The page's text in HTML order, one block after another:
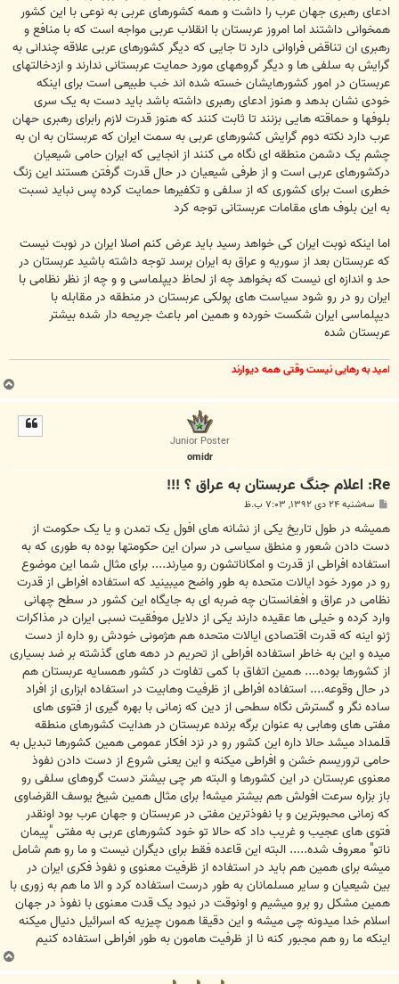
ادعای رهبری جهان عرب را داشت و همه کشورهای عربی به نوعی با این کشور
همخوانی داشتند اما امروز عربستان با انقلاب عربی مواجه است که با منافع و
رهبری ان تناقض فراوانی دارد تا جایی که دیگر کشورهای عربی علاقه چندانی به
گرایش به سلفی ها و دیگر گروههای مورد حمایت عربستانی ندارند و ازدخالتهای
عربستان در امور کشورهایشان خسته شده اند خب طبیعی است برای اینکه
خودی نشان بدهد و هنوز ادعای رهبری داشته باشد باید دست به یک سری
بلوفها و حماقته هایی بزنند تا ثابت کنند که هنوز قدرت لازم رابرای رهبری حهان
عرب دارد نکته دوم گرایش کشورهای عربی به سمت ایران که عربستان به ان به
چشم یک دشمن منطقه ای نگاه می کنند از انجایی که ایران حامی شیعیان
درکشورهای عربی است و از طرفی شیعیان در حال قدرت گرفتن هستند این زنگ
خطری است برای کشوری که از سلفی و تکفیرها حمایت کرده پس نباید نسبت
به این بلوف های مقامات عربستانی توجه کرد
اما اینکه نوبت ایران کی خواهد رسید باید عرض کنم اصلا ایران در نوبت نیست
که عربستان بعد از سوریه و عراق به ایران برسد توجه داشته باشید عربستان در
حد و اندازه ای نیست که بخواهد چه از لحاظ دیپلماسی و و چه از نظر نظامی با
ایران رو در رو شود سیاست های پولکی عربستان در منطقه در مقابله با
دیپلماسی ایران شکست خورده و همین امر باعث جریحه دار شده بیشتر
عربستان شده
مید به رهایی نیست وقتی همه دیوارند
ب
ا
Junior Poster
omidr
Re: اعلام جنگ عربستان به عراق ؟ !!!
پ
ت
سه‌شنبه ۲۴ دی ۱۳۹۲, ۷:۰۳ ب.ظ
همیشه در طول تاریخ یکی از نشانه های افول یک تمدن و یا یک حکومت از
دست دادن شعور و منطق سیاسی در سران این حکومتها بوده به طوری که به
استفاده افراطی از قدرت و امکاناتشون رو میارند.... برای مثال شما این موضوع
رو در مورد خود ایالات متحده به طور واضح میبینید که استفاده افراطی از قدرت
نظامی در عراق و افغانستان چه ضربه ای به جایگاه این کشور در سطح چهانی
وارد کرده و خیلی ها عقیده دارند یکی از دلایل موفقیت نسبی ایران در مذاکرات
ژنو اینه که قدرت اقتصادی ایالات متحده هم هژمونی خودش رو داره از دست
میده و این به خاطر استفاده افراطی از تحریم در دهه های گذشته بر ضد بسیاری
از کشورها بوده.... همین اتفاق با کمی تفاوت در کشور همسایه عربستان هم
در حال وقوعه.... استفاده افراطی از ظرفیت وهابیت در استفاده ابزاری از افراد
ساده نگر و گسترش نگاه سطحی از دین که زمانی با بهره گیری از فتوی های
مفتی های وهابی به عنوان برگه برنده عربستان در هدایت کشورهای منطقه
قلمداد میشد حالا داره این کشور رو در نزد افکار عمومی همین کشورها تبدیل به
حامی تروریسم خشن و افراطی میکنه و این یعنی شروع از دست دادن نفوذ
معنوی عربستان در این کشورها و البته هر چی بیشتر دست گروهای سلفی رو
باز بزاره سرعت افولش هم بیشتر میشه! برای مثال همین شیخ یوسف القرضاوی
که زمانی محبوبترین و با نفوذترین مفتی در عربستان و جهان عرب بود اونقدر
فتوی های عجیب و غریب داد که حالا تو خود کشورهای عربی به مفتی "پیمان
ناتو" معروف شده..... البته این قاعده فقط برای دیگران نیست و ما رو هم شامل
میشه برای همین هم باید در استفاده از ظرفیت معنوی و نفوذ فکری ایران در
بین شیعیان و سایر مسلمانان به طور درست استفاده کرد و الا ما هم به زوری با
همین مشکل رو برو میشیم و اونوقت در نبود یک قدت معنوی با نفوذ در جهان
اسلام خدا میدونه چی میشه و این دقیقا همون چیزیه که اسرائیل دنیال میکنه
اینکه ما رو هم مجبور کنه نا از ظرفیت هامون به طور افراطی استفاده کنیم
ب
ا